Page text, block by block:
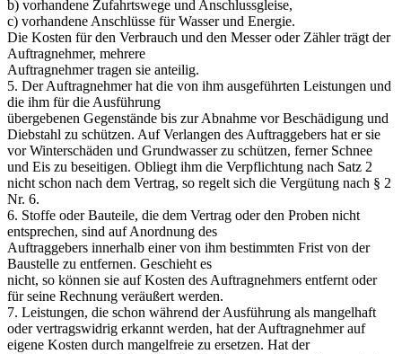
b) vorhandene Zufahrtswege und Anschlussgleise,
c) vorhandene Anschlüsse für Wasser und Energie.
Die Kosten für den Verbrauch und den Messer oder Zähler trägt der
Auftragnehmer, mehrere
Auftragnehmer tragen sie anteilig.
5. Der Auftragnehmer hat die von ihm ausgeführten Leistungen und
die ihm für die Ausführung
übergebenen Gegenstände bis zur Abnahme vor Beschädigung und
Diebstahl zu schützen. Auf Verlangen des Auftraggebers hat er sie
vor Winterschäden und Grundwasser zu schützen, ferner Schnee
und Eis zu beseitigen. Obliegt ihm die Verpflichtung nach Satz 2
nicht schon nach dem Vertrag, so regelt sich die Vergütung nach § 2
Nr. 6.
6. Stoffe oder Bauteile, die dem Vertrag oder den Proben nicht
entsprechen, sind auf Anordnung des
Auftraggebers innerhalb einer von ihm bestimmten Frist von der
Baustelle zu entfernen. Geschieht es
nicht, so können sie auf Kosten des Auftragnehmers entfernt oder
für seine Rechnung veräußert werden.
7. Leistungen, die schon während der Ausführung als mangelhaft
oder vertragswidrig erkannt werden, hat der Auftragnehmer auf
eigene Kosten durch mangelfreie zu ersetzen. Hat der